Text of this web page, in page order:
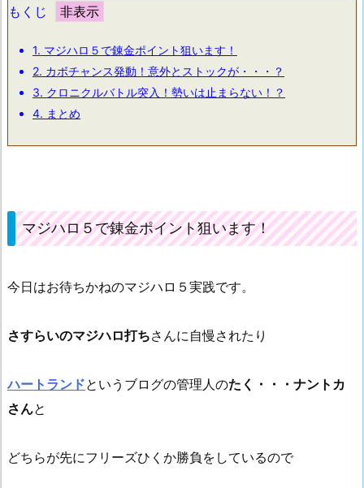
ですね。そしてこの宿泊施設（名前忘れた）にはひとつ問題があったのです。「当施設
にはフリーWi-Fiはございません...
もくじ
1. マジハロ５で錬金ポイント狙います！
2. カボチャンス発動！意外とストックが・・・？
3. クロニクルバトル突入！勢いは止まらない！？
4. まとめ
マジハロ５で錬金ポイント狙います！
今日はお待ちかねのマジハロ５実践です。
さすらいのマジハロ打ちさんに自慢されたり
ハートランドというブログの管理人のたく・・・ナントカ
さんと
どちらが先にフリーズひくか勝負をしているので